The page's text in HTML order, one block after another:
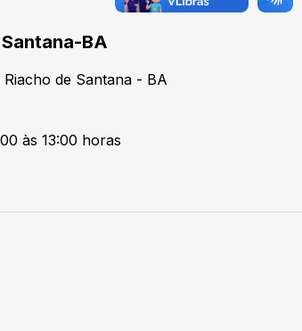
BA
de Santana - BA
às 13:00 horas